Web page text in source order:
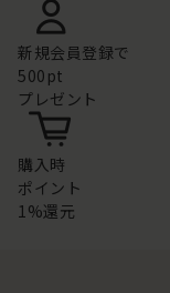
新規会員登録で
500pt
プレゼント
購入時
ポイント
1%還元